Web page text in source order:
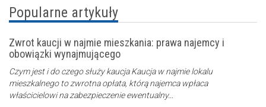
Popularne artykuły
Zwrot kaucji w najmie mieszkania: prawa najemcy i
obowiązki wynajmującego
Czym jest i do czego służy kaucja Kaucja w najmie lokalu
mieszkalnego to zwrotna opłata, którą najemca wpłaca
właścicielowi na zabezpieczenie ewentualny…